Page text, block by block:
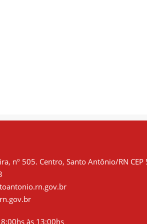
nº 505. Centro, Santo Antônio/RN
às 13:00hs